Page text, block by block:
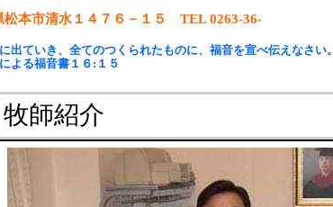
牧師紹介
松本市清水１４７６－１５ TEL 0263-36-
出ていき、全てのつくられたものに、福音を宣べ伝えなさい。
よる福音書１６:１５